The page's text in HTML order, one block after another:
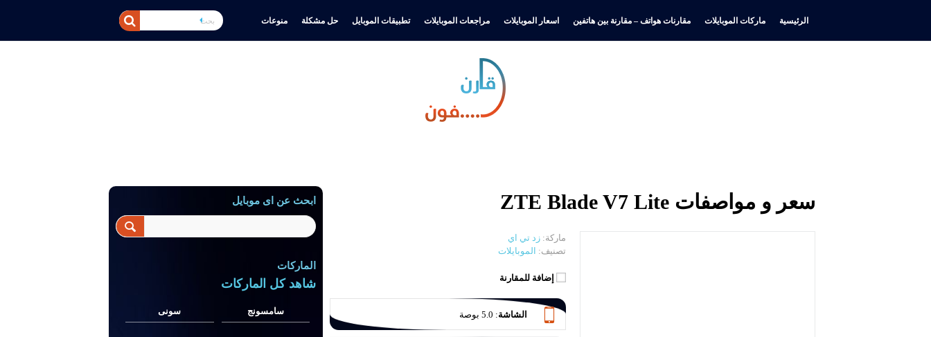
الرئيسية ماركات الموبايلات مقارنات هواتف – مقارنة بين هاتفين اسعار الموبايلات مراجعات الموبايلات تطبيقات الموبايل حل مشكلة منوعات
سعر و مواصفات ZTE Blade V7 Lite
ماركة: زد تي اي
تصنيف: الموبايلات
إضافة للمقارنة
الشاشة: 5.0 بوصة
ابحث عن اى موبايل
الماركات
شاهد كل الماركات
سامسونج سونى